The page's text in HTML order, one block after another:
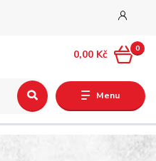
Menu
0
0,00 Kč